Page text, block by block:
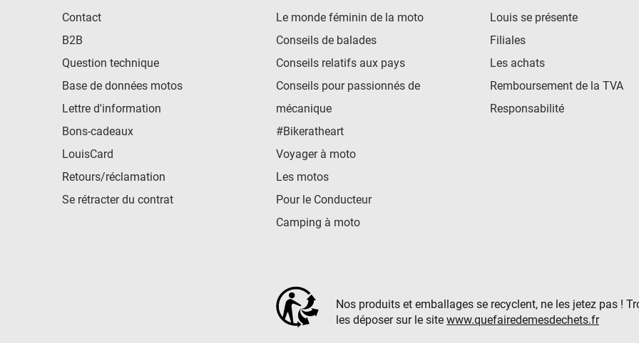
Contact
B2B
Question technique
Base de données motos
Lettre d'information
Bons-cadeaux
LouisCard
Retours/réclamation
Se rétracter du contrat
Le monde féminin de la moto
Conseils de balades
Conseils relatifs aux pays
Conseils pour passionnés de
mécanique
#Bikeratheart
Voyager à moto
Les motos
Pour le Conducteur
Camping à moto
Louis se présente
Filiales
Les achats
Remboursement de la TVA
Responsabilité
Nos produits et emballages se recyclent, ne les jetez pas !
les déposer sur le site www.quefairedemesdechets.fr